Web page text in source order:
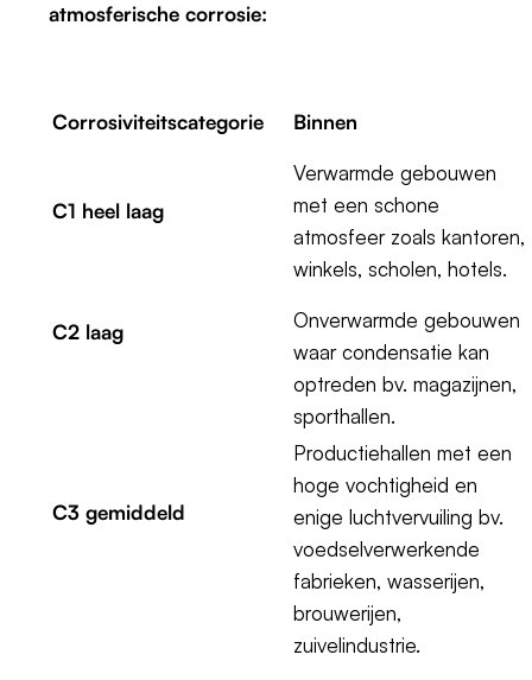
atmosferische corrosie:
Corrosiviteitscategorie Binnen
C1 heel laag
Verwarmde gebouwen
met een schone
atmosfeer zoals kantoren,
winkels, scholen, hotels.
C2 laag
Onverwarmde gebouwen
waar condensatie kan
optreden bv. magazijnen,
sporthallen.
C3 gemiddeld
Productiehallen met een
hoge vochtigheid en
enige luchtvervuiling bv.
voedselverwerkende
fabrieken, wasserijen,
brouwerijen,
zuivelindustrie.